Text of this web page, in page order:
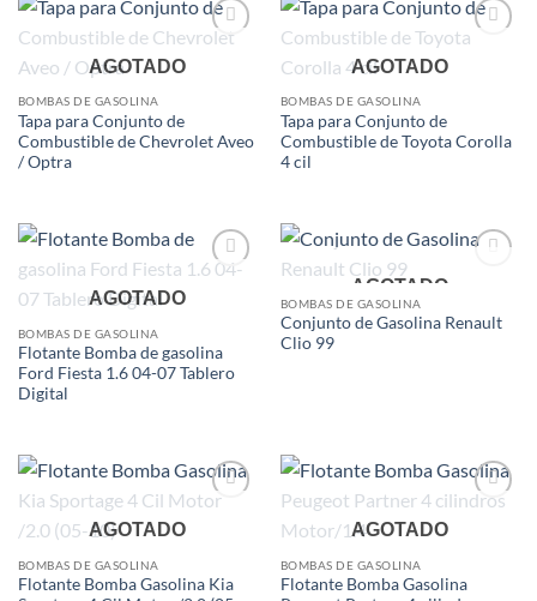
AGOTADO
BOMBAS DE GASOLINA
Tapa para Conjunto de
Combustible de Chevrolet Aveo
/ Optra
AGOTADO
BOMBAS DE GASOLINA
Tapa para Conjunto de
Combustible de Toyota Corolla
4 cil
AGOTADO
BOMBAS DE GASOLINA
Flotante Bomba de gasolina
Ford Fiesta 1.6 04-07 Tablero
Digital
AGOTADO
BOMBAS DE GASOLINA
Conjunto de Gasolina Renault
Clio 99
AGOTADO
BOMBAS DE GASOLINA
Flotante Bomba Gasolina Kia
AGOTADO
BOMBAS DE GASOLINA
Flotante Bomba Gasolina